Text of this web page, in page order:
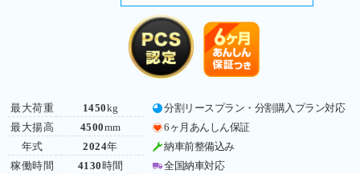
最大荷重
最大揚高
年式
稼働時間
1450kg
4500mm
2024年
4130 時間
分割リースプラン・分割購入プラン対応
6ヶ月あんしん保証
納車前整備込み
全国納車対応